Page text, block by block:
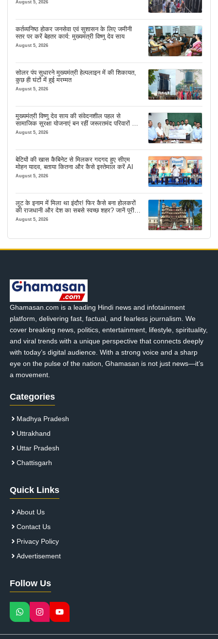
August 5, 2026
कर्तव्यनिष्ठ होकर जनसेवा एवं सुशासन के लिए जमीनी
स्तर पर करें बेहतर कार्य: मुख्यमंत्री विष्णु देव साय
August 5, 2026
सोलर पंप सुधारने मुख्यमंत्री हेल्पलाइन में की शिकायत,
कुछ ही घंटों में हुई मरम्मत
August 5, 2026
मुख्यमंत्री विष्णु देव साय की संवेदनशील पहल से
सामाजिक सुरक्षा योजनाएं बन रहीं जरूरतमंद परिवारों का
मजबूत सहारा
August 5, 2026
बेटियों की खास कैबिनेट से मिलकर गदगद हुए सीएम
मोहन यादव, बताया कितना और कैसे इस्तेमाल करें AI
August 5, 2026
लूट के इनाम में मिला था इंदौर! फिर कैसे बना होलकरों
की राजधानी और देश का सबसे स्वच्छ शहर? जानें पूरी
कहानी
August 5, 2026
Ghamasan.com is a leading Hindi news and infotainment
platform, delivering fast, factual, and fearless journalism. We
cover breaking news, politics, entertainment, lifestyle, spirituality,
and viral trends with a unique perspective that connects deeply
with today’s digital audience. With a strong voice and a sharp
eye on the pulse of the nation, Ghamasan is not just news—it’s
a movement.
Categories
Madhya Pradesh
Uttrakhand
Uttar Pradesh
Chattisgarh
Quick Links
About Us
Contact Us
Privacy Policy
Advertisement
Follow Us